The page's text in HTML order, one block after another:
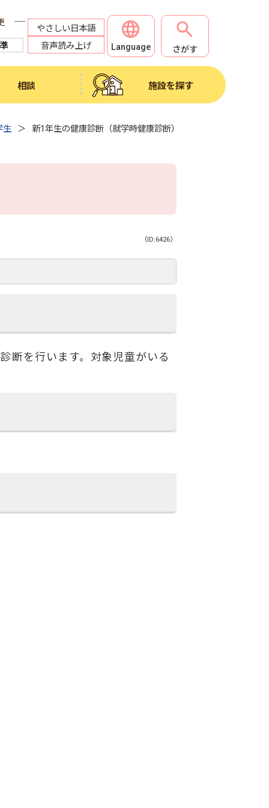
やさしい日本語
音声読み上げ
Language さがす
相談 施設を探す
生 新1年生の健康診断（就学時健康診断）
（ID:6426）
断を行います。対象児童がいる